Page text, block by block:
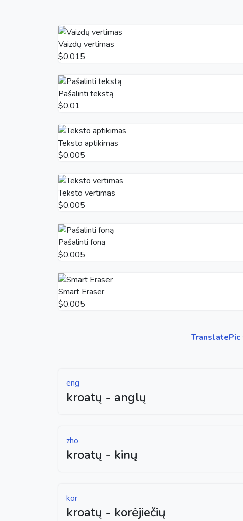
Vaizdų vertimas
$0.015
Pašalinti tekstą
$0.01
Teksto aptikimas
$0.005
Teksto vertimas
$0.005
Pašalinti foną
$0.005
Smart Eraser
$0.005
TranslatePic
eng
kroatų - anglų
zho
kroatų - kinų
kor
kroatų - korėjiečių